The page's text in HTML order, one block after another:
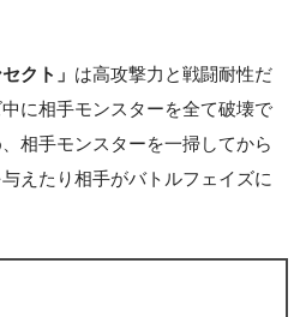
クト」 は高攻撃力と戦闘耐性だ
に相手モンスターを全て破壊で
相手モンスターを一掃してから
えたり相手がバトルフェイズに